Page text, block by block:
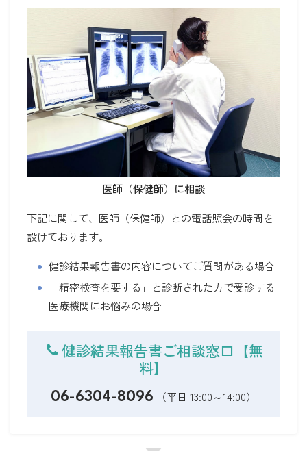
医師（保健師）に相談
下記に関して、医師（保健師）との電話照会の時間を
設けております。
健診結果報告書の内容についてご質問がある場合
「精密検査を要する」と診断された方で受診する
医療機関にお悩みの場合
健診結果報告書ご相談窓口【無
料】
06-6304-8096 （平日 13:00～14:00）